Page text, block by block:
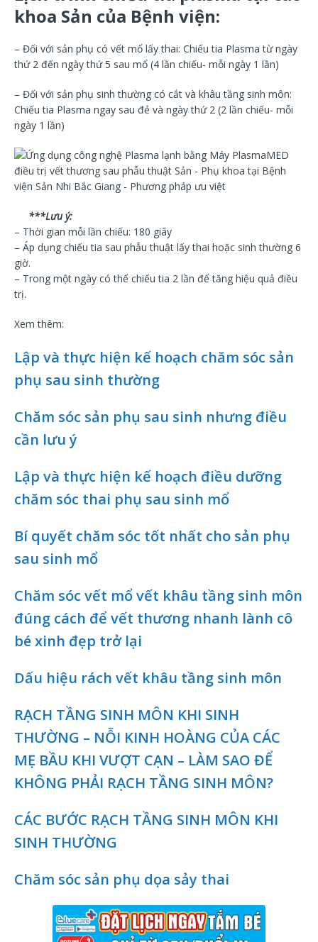
khoa Sản của Bệnh viện:
– Đối với sản phụ có vết mổ lấy thai: Chiếu tia Plasma từ ngày
thứ 2 đến ngày thứ 5 sau mổ (4 lần chiếu- mỗi ngày 1 lần)
– Đối với sản phụ sinh thường có cắt và khâu tầng sinh môn:
Chiếu tia Plasma ngay sau đẻ và ngày thứ 2 (2 lần chiếu- mỗi
ngày 1 lần)
***Lưu ý:
– Thời gian mỗi lần chiếu: 180 giây
– Áp dụng chiếu tia sau phẫu thuật lấy thai hoặc sinh thường 6
giờ.
– Trong một ngày có thể chiếu tia 2 lần để tăng hiệu quả điều
trị.
Xem thêm:
Lập và thực hiện kế hoạch chăm sóc sản
phụ sau sinh thường
Chăm sóc sản phụ sau sinh nhưng điều
cần lưu ý
Lập và thực hiện kế hoạch điều dưỡng
chăm sóc thai phụ sau sinh mổ
Bí quyết chăm sóc tốt nhất cho sản phụ
sau sinh mổ
Chăm sóc vết mổ vết khâu tầng sinh môn
đúng cách để vết thương nhanh lành cô
bé xinh đẹp trở lại
Dấu hiệu rách vết khâu tầng sinh môn
RẠCH TẦNG SINH MÔN KHI SINH
THƯỜNG – NỖI KINH HOÀNG CỦA CÁC
MẸ BẦU KHI VƯỢT CẠN – LÀM SAO ĐỂ
KHÔNG PHẢI RẠCH TẦNG SINH MÔN?
CÁC BƯỚC RẠCH TẦNG SINH MÔN KHI
SINH THƯỜNG
Chăm sóc sản phụ dọa sảy thai